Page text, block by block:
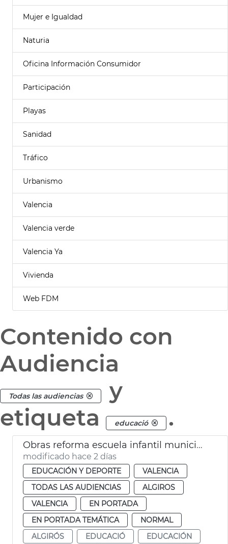
Mujer e Igualdad
Naturia
Oficina Información Consumidor
Participación
Playas
Sanidad
Tráfico
Urbanismo
Valencia
Valencia verde
Valencia Ya
Vivienda
Web FDM
Contenido con
Audiencia
Todas las audiencias
y
etiqueta
educació .
Obras reforma escuela infantil municipal Pardalets
modificado hace 2 días
EDUCACIÓN Y DEPORTE
VALENCIA
TODAS LAS AUDIENCIAS
ALGIROS
VALENCIA
EN PORTADA
EN PORTADA TEMÁTICA
NORMAL
ALGIRÓS
EDUCACIÓ
EDUCACIÓN